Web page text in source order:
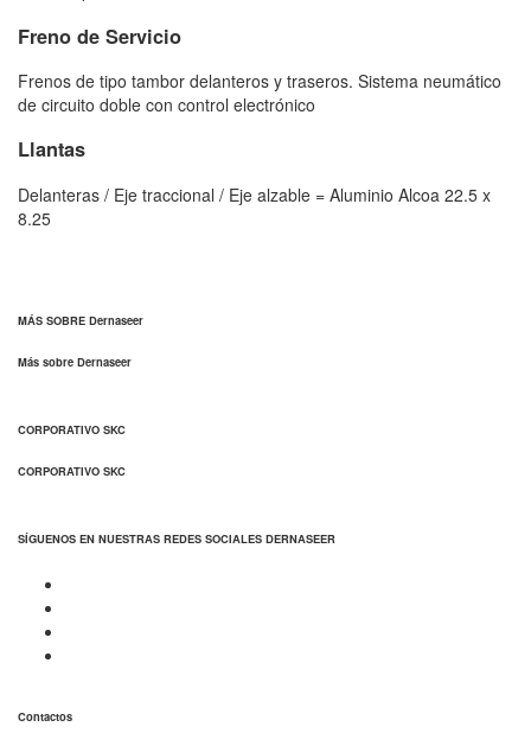
Freno de Servicio
Frenos de tipo tambor delanteros y traseros. Sistema neumático
de circuito doble con control electrónico
Llantas
Delanteras / Eje traccional / Eje alzable = Aluminio Alcoa 22.5 x
8.25
MÁS SOBRE Dernaseer
Más sobre Dernaseer
CORPORATIVO SKC
CORPORATIVO SKC
SÍGUENOS EN NUESTRAS REDES SOCIALES DERNASEER
Contactos